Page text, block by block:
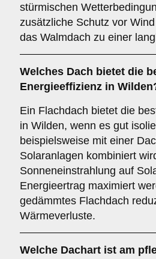
stürmischen
zusätzliche Schutz vor
das Walmdach zu einer
Welches Dach bietet die
Energieeffizienz in
Ein Flachdach bietet die
in Wilden, wenn es gut
beispielsweise mit einer
Solaranlagen kombiniert
Sonneneinstrahlung auf
Energieertrag maximiert
gedämmtes Flachdach
Wärmeverluste.
Welche Dachart ist am